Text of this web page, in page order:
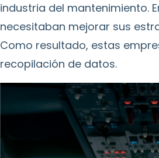
industria del mantenimiento.
necesitaban mejorar sus
Como resultado, estas
recopilación de datos.